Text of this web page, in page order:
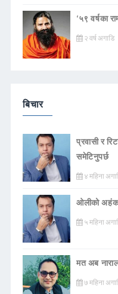
‘५९ वर्षका
२ वर्ष अगाडि
बिचार
प्रवासी र
समेटिनुपर्छ
४ महिना
ओलीको
५ महिना
मत अब
७ महिना